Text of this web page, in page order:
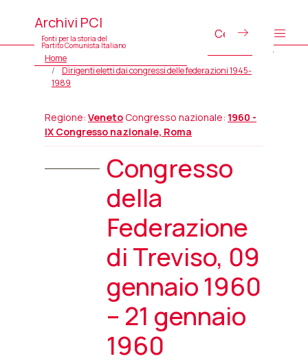
Archivi PCI
Fonti per la storia del
Partito Comunista Italiano
Home
Dirigenti eletti dai congressi delle federazioni 1945-
1989
Regione: VenetoCongresso nazionale: 1960 -
IX Congresso nazionale, Roma
Congresso
della
Federazione
di Treviso, 09
gennaio 1960
– 21 gennaio
1960